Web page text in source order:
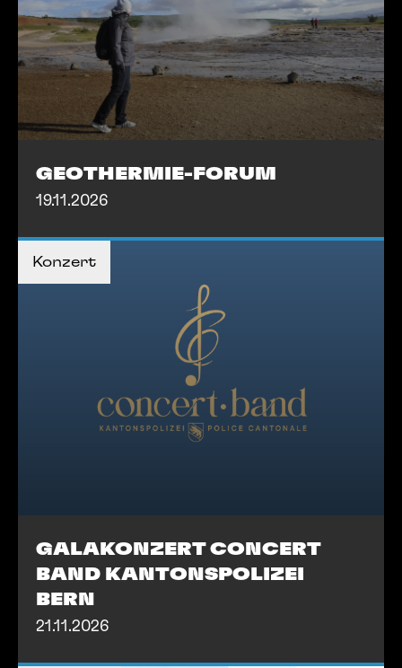
GEOTHERMIE-FORUM
19.11.2026
Konzert
MEHR INFOS
GALAKONZERT CONCERT
BAND KANTONSPOLIZEI
BERN
21.11.2026